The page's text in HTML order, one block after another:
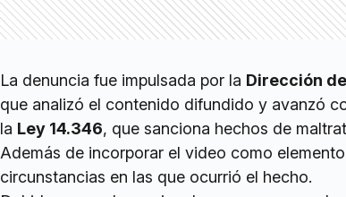
La denuncia fue impulsada por la Dirección
que analizó el contenido difundido y avanzó
la Ley 14.346, que sanciona hechos de
Además de incorporar el video como
circunstancias en las que ocurrió el hecho.